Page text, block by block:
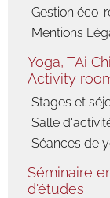
Gestion éco-
Mentions
Yoga, TAi
Activity
Stages et
Salle
Séances de
Séminaire
d'études